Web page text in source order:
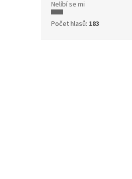
Nelíbí se mi
Počet hlasů: 183